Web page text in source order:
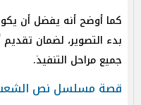
كما أوضح أنه يفضل أن
بدء التصوير، لضمان
جميع مراحل التنفيذ.
قصة مسلسل نص